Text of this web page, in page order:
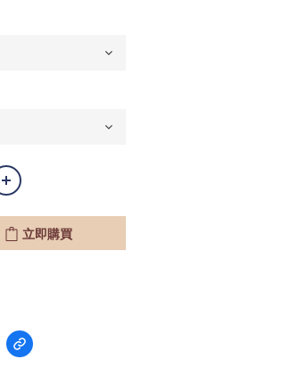
立即購買